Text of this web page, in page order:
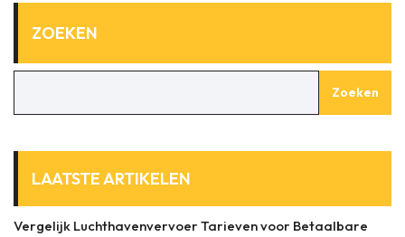
ZOEKEN
Zoeken
LAATSTE ARTIKELEN
Vergelijk Luchthavenvervoer Tarieven voor Betaalbare